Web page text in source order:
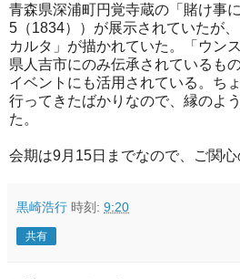
青森県深浦町円覚寺蔵の「賭け事
5（1834））が展示されていたが
カルタ」が描かれていた。「ウン
県人吉市にのみ伝承されているも
イベントにも活用されている。ち
行ってきたばかりなので、縁のよ
た。
会期は9月15日までなので、ご関心
黒崎浩行 時刻: 9:20
共有